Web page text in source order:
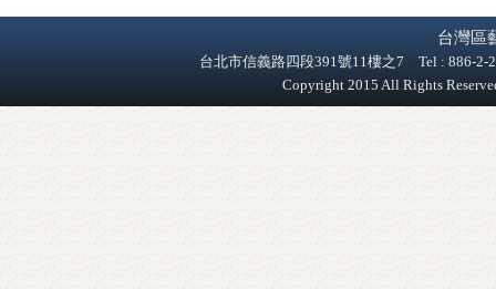
台灣區
台北市信義路四段391號11樓之7 Tel : 886-
Copyright 2015 All Rights